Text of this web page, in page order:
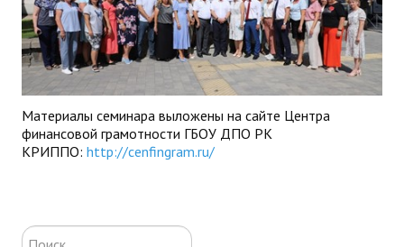
Материалы семинара выложены на сайте Центра
финансовой грамотности ГБОУ ДПО РК
КРИППО: http://cenfingram.ru/
Искать...